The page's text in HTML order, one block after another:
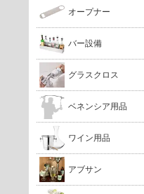
オープナー
バー設備
グラスクロス
ベネンシア用品
ワイン用品
アブサン